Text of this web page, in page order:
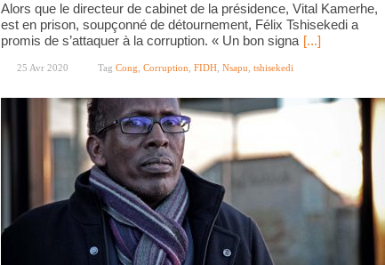
Alors que le directeur de cabinet de la présidence, Vital Kamerhe,
est en prison, soupçonné de détournement, Félix Tshisekedi a
promis de s’attaquer à la corruption. « Un bon signa [...]
25 Avr 2020 Tag Cong Corruption FIDH Nsapu tshisekedi